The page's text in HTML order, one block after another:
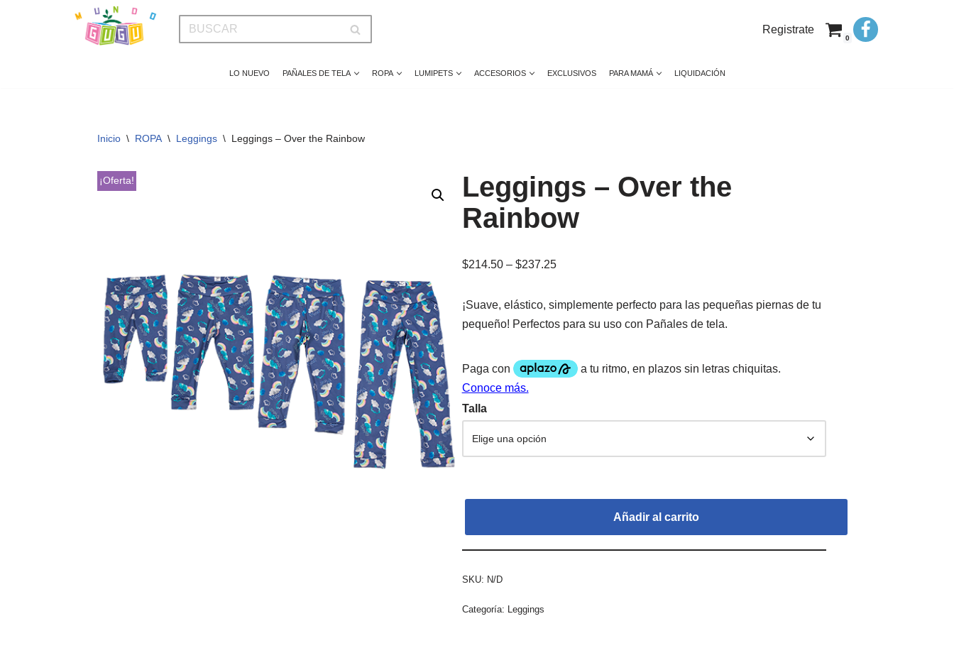
Registrate
0
LO NUEVO PAÑALES DE TELA ROPA LUMIPETS ACCESORIOS EXCLUSIVOS PARA MAMÁ LIQUIDACIÓN
Inicio \ ROPA \ Leggings \ Leggings – Over the Rainbow
¡Oferta!
Leggings – Over the
Rainbow
$214.50 – $237.25
¡Suave, elástico, simplemente perfecto para las pequeñas piernas de tu
pequeño! Perfectos para su uso con Pañales de tela.
Talla
Añadir al carrito
SKU: N/D
Categoría: Leggings